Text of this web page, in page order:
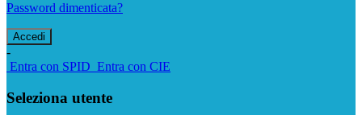
Password dimenticata?
-
Entra con SPID Entra con CIE
Seleziona utente